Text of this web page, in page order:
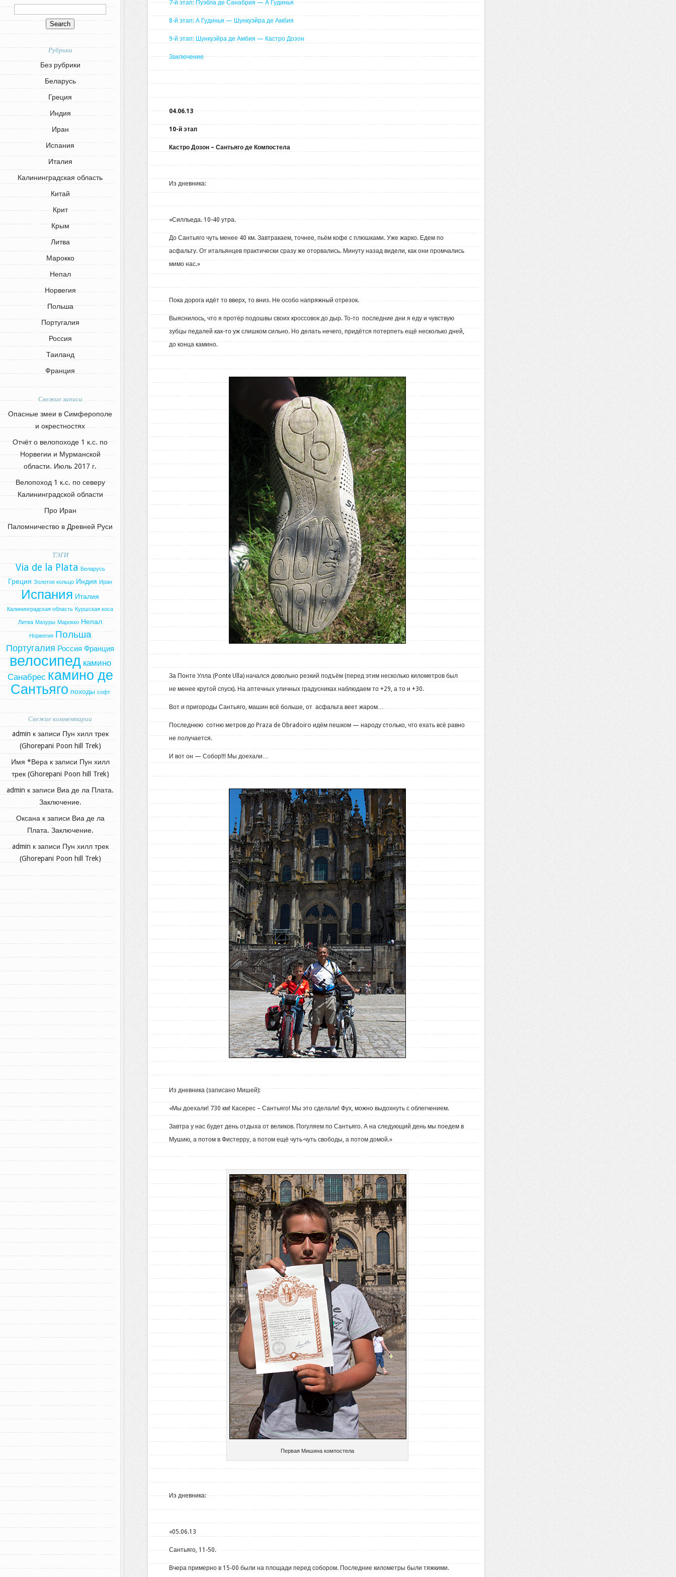
Рубрики
Без рубрики
Беларусь
Греция
Индия
Иран
Испания
Италия
Калининградская область
Китай
Крит
Крым
Литва
Марокко
Непал
Норвегия
Польша
Португалия
Россия
Таиланд
Франция
Свежие записи
Опасные змеи в Симферополе
и окрестностях
Отчёт о велопоходе 1 к.с. по
Норвегии и Мурманской
области. Июль 2017 г.
Велопоход 1 к.с. по северу
Калининградской области
Про Иран
Паломничество в Древней Руси
ТЭГИ
Via de la Plata Беларусь
Греция Золотое кольцо Индия Иран
Испания Италия
Калининградская область Куршская коса
Литва Мазуры Марокко Непал
Норвегия Польша
Португалия Россия Франция
велосипед камино
Санабрес камино де
Сантьяго походы софт
Свежие комментарии
admin к записи Пун хилл трек
(Ghorepani Poon hill Trek)
Имя *Верак записи Пун хилл
трек (Ghorepani Poon hill Trek)
admin к записи Виа де ла Плата.
Заключение.
Оксанак записи Виа де ла
Плата. Заключение.
admin к записи Пун хилл трек
(Ghorepani Poon hill Trek)
7-й этап: Пуэбла де Санабрия — А Гудинья
8-й этап: А Гудинья — Шункуэйра де Амбия
9-й этап: Шункуэйра де Амбия — Кастро Дозон
Заключение
04.06.13
10-й этап
Кастро Дозон – Сантьяго де Компостела
Из дневника:
«Силльеда. 10-40 утра.
До Сантьяго чуть менее 40 км. Завтракаем, точнее, пьём кофе с плюшками. Уже жарко. Едем по
асфальту. От итальянцев практически сразу же оторвались. Минуту назад видели, как они промчались
мимо нас.»
Пока дорога идёт то вверх, то вниз. Не особо напряжный отрезок.
Выяснилось, что я протёр подошвы своих кроссовок до дыр. То-то последние дни я еду и чувствую
зубцы педалей как-то уж слишком сильно. Но делать нечего, придётся потерпеть ещё несколько дней,
до конца камино.
За Понте Улла (Ponte Ulla) начался довольно резкий подъём (перед этим несколько километров был
не менее крутой спуск). На аптечных уличных градусниках наблюдаем то +29, а то и +30.
Вот и пригороды Сантьяго, машин всё больше, от асфальта веет жаром…
Последнюю сотню метров до Praza de Obradoiro идём пешком — народу столько, что ехать всё равно
не получается.
И вот он — Собор!!! Мы доехали…
Из дневника (записано Мишей):
«Мы доехали! 730 км! Касерес – Сантьяго! Мы это сделали! Фух, можно выдохнуть с облегчением.
Завтра у нас будет день отдыха от великов. Погуляем по Сантьяго. А на следующий день мы поедем в
Мушию, а потом в Фистерру, а потом ещё чуть-чуть свободы, а потом домой.»
Первая Мишина компостела
Из дневника:
«05.06.13
Сантьяго, 11-50.
Вчера примерно в 15-00 были на площади перед собором. Последние километры были тяжкими.